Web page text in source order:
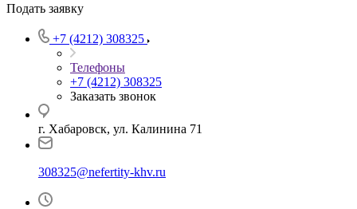
Подать заявку
+7 (4212) 308325
Телефоны
+7 (4212) 308325
Заказать звонок
г. Хабаровск, ул. Калинина 71
308325@nefertity-khv.ru